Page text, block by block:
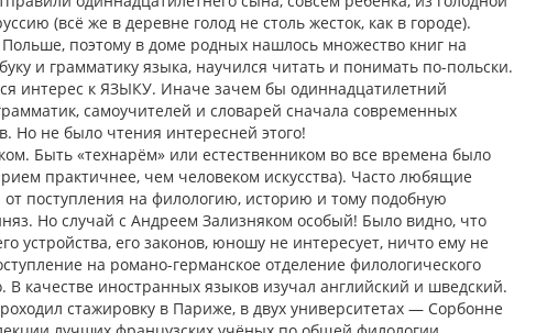
(всё же в деревне голод не столь жесток, как в городе).
поэтому в доме родных нашлось множество книг на
и грамматику языка, научился читать и понимать по-польски.
интерес к ЯЗЫКУ. Иначе зачем бы одиннадцатилетний
самоучителей и словарей сначала современных
Но не было чтения интересней этого!
Быть «технарём» или естественником во все времена было
практичнее, чем человеком искусства). Часто любящие
поступления на филологию, историю и тому подобную
Но случай с Андреем Зализняком особый! Было видно, что
устройства, его законов, юношу не интересует, ничто ему не
на романо-германское отделение филологического
качестве иностранных языков изучал английский и шведский.
стажировку в Париже, в двух университетах — Сорбонне